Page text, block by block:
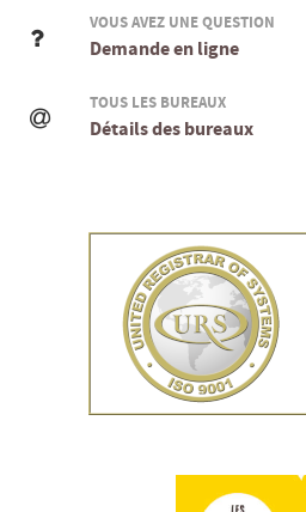
VOUS AVEZ UNE QUESTION
Demande en ligne
TOUS LES BUREAUX
Détails des bureaux